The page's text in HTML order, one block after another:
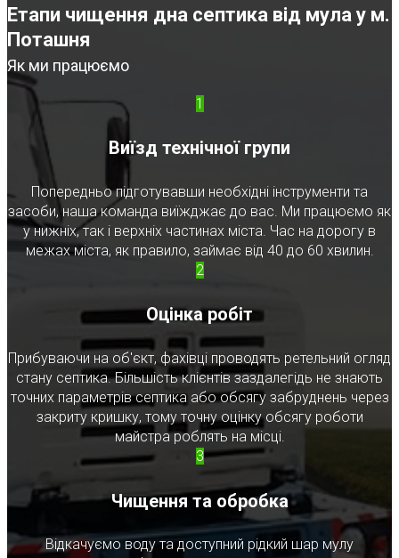
Етапи чищення дна септика від мула у м.
Поташня
Як ми працюємо
1
Виїзд технічної групи
Попередньо підготувавши необхідні інструменти та
засоби, наша команда виїжджає до вас. Ми працюємо як
у нижніх, так і верхніх частинах міста. Час на дорогу в
межах міста, як правило, займає від 40 до 60 хвилин.
2
Оцінка робіт
Прибуваючи на об'єкт, фахівці проводять ретельний огляд
стану септика. Більшість клієнтів заздалегідь не знають
точних параметрів септика або обсягу забруднень через
закриту кришку, тому точну оцінку обсягу роботи
майстра роблять на місці.
3
Чищення та обробка
Відкачуємо воду та доступний рідкий шар мулу